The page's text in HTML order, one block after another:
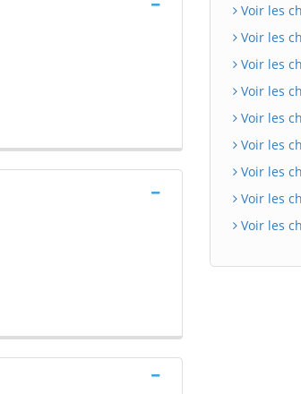
Voir les
Voir les
Voir les
Voir les
Voir les
Voir les
Voir les
Voir les
Voir les